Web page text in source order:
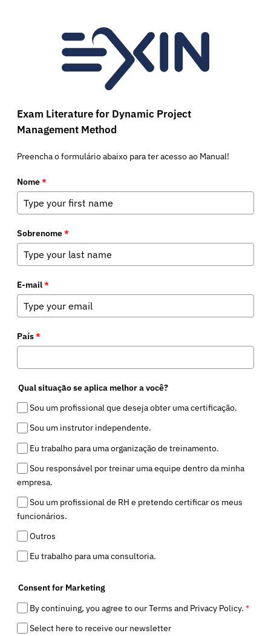
Exam Literature for Dynamic Project
Management Method
Preencha o formulário abaixo para ter acesso ao Manual!
Nome*
Sobrenome*
E-mail*
País*
Qual situação se aplica melhor a você?
Sou um profissional que deseja obter uma certificação.
Sou um instrutor independente.
Eu trabalho para uma organização de treinamento.
Sou responsável por treinar uma equipe dentro da minha
empresa.
Sou um profissional de RH e pretendo certificar os meus
funcionários.
Outros
Eu trabalho para uma consultoria.
Consent for Marketing
By continuing, you agree to our Terms and Privacy Policy. *
Select here to receive our newsletter